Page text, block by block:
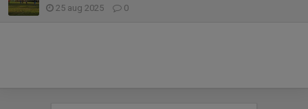
25 aug 2025 0